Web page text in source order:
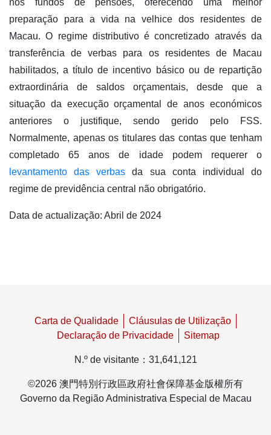
nos fundos de pensões, oferecendo uma melhor
preparação para a vida na velhice dos residentes de
Macau. O regime distributivo é concretizado através da
transferência de verbas para os residentes de Macau
habilitados, a título de incentivo básico ou de repartição
extraordinária de saldos orçamentais, desde que a
situação da execução orçamental de anos económicos
anteriores o justifique, sendo gerido pelo FSS.
Normalmente, apenas os titulares das contas que tenham
completado 65 anos de idade podem requerer o
levantamento das verbas da sua conta individual do
regime de previdência central não obrigatório.
Data de actualização: Abril de 2024
Carta de Qualidade
Cláusulas de Utilização
Declaração de Privacidade
Sitemap
N.º de visitante： 31,641,121
©2026 澳門特別行政區政府社會保障基金版權所有
Governo da Região Administrativa Especial de Macau